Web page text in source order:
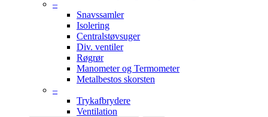
–
Snavssamler
Isolering
Centralstøvsuger
Div. ventiler
Røgrør
Manometer og Termometer
Metalbestos skorsten
–
Trykafbrydere
Ventilation